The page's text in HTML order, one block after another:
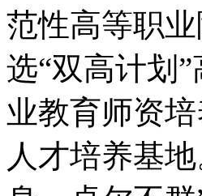
范性高等职
选“双高计划
业教育师资
人才培养基